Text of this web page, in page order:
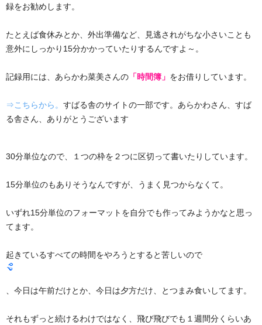
録をお勧めします。
たとえば食休みとか、外出準備など、見逃されがちな小さいことも
意外にしっかり15分かかっていたりするんですよ～。
記録用には、あらかわ菜美さんの 「時間簿」 をお借りしています。
⇒こちらから。 すばる舎のサイトの一部です。あらかわさん、すば
る舎さん、ありがとうございます
30分単位なので、１つの枠を２つに区切って書いたりしています。
15分単位のもありそうなんですが、うまく見つからなくて。
いずれ15分単位のフォーマットを自分でも作ってみようかなと思っ
てます。
起きているすべての時間をやろうとすると苦しいので
、今日は午前だけとか、今日は夕方だけ、とつまみ食いしてます。
それもずっと続けるわけではなく、飛び飛びでも１週間分くらいあ